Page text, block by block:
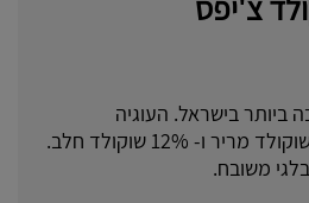
ביותר בישראל. העוגיה
הקלאסית מכילה 25% שוקולד מריר ו- 12% שוקולד חלב.